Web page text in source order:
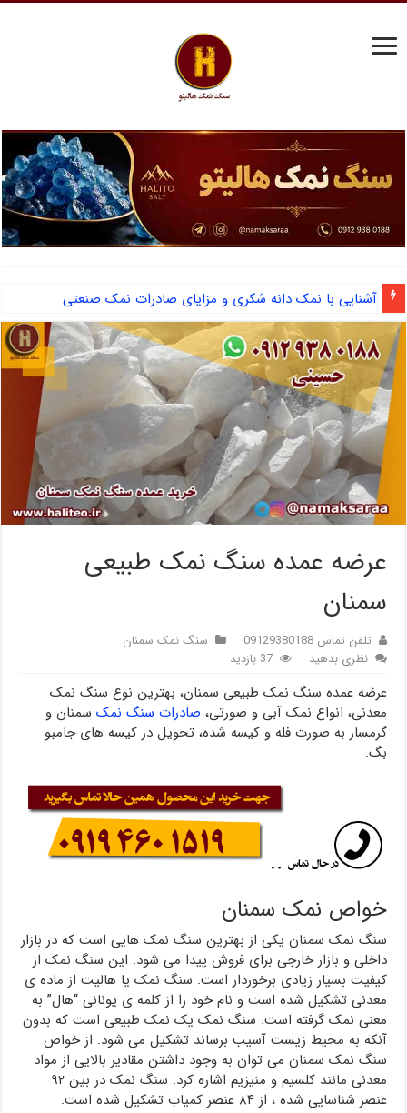
آشنایی با نمک دانه شکری و مزایای صادرات نمک صنعتی
مرکز فروش نمک سختی گیر دیگ بخار و احیای رزین
عرضه عمده سنگ نمک طبیعی
سمنان
تلفن تماس 09129380188
سنگ نمک سمنان
نظری بدهید
37 بازدید
عرضه عمده سنگ نمک طبیعی سمنان، بهترین نوع سنگ نمک
معدنی، انواع نمک آبی و صورتی، صادرات سنگ نمک سمنان و
گرمسار به صورت فله و کیسه شده، تحویل در کیسه های جامبو
بگ.
خواص نمک سمنان
سنگ نمک سمنان یکی از بهترین سنگ نمک هایی است که در بازار
داخلی و بازار خارجی برای فروش پیدا می شود. این سنگ نمک از
کیفیت بسیار زیادی برخوردار است. سنگ نمک یا هالیت از ماده ی
معدنی تشکیل شده است و نام خود را از کلمه ی یونانی “هال” به
معنی نمک گرفته است. سنگ نمک یک نمک طبیعی است که بدون
آنکه به محیط زیست آسیب برساند تشکیل می شود. از خواص
سنگ نمک سمنان می توان به وجود داشتن مقادیر بالایی از مواد
معدنی مانند کلسیم و منیزیم اشاره کرد. سنگ نمک در بین ۹۲
عنصر شناسایی شده ، از ۸۴ عنصر کمیاب تشکیل شده است.